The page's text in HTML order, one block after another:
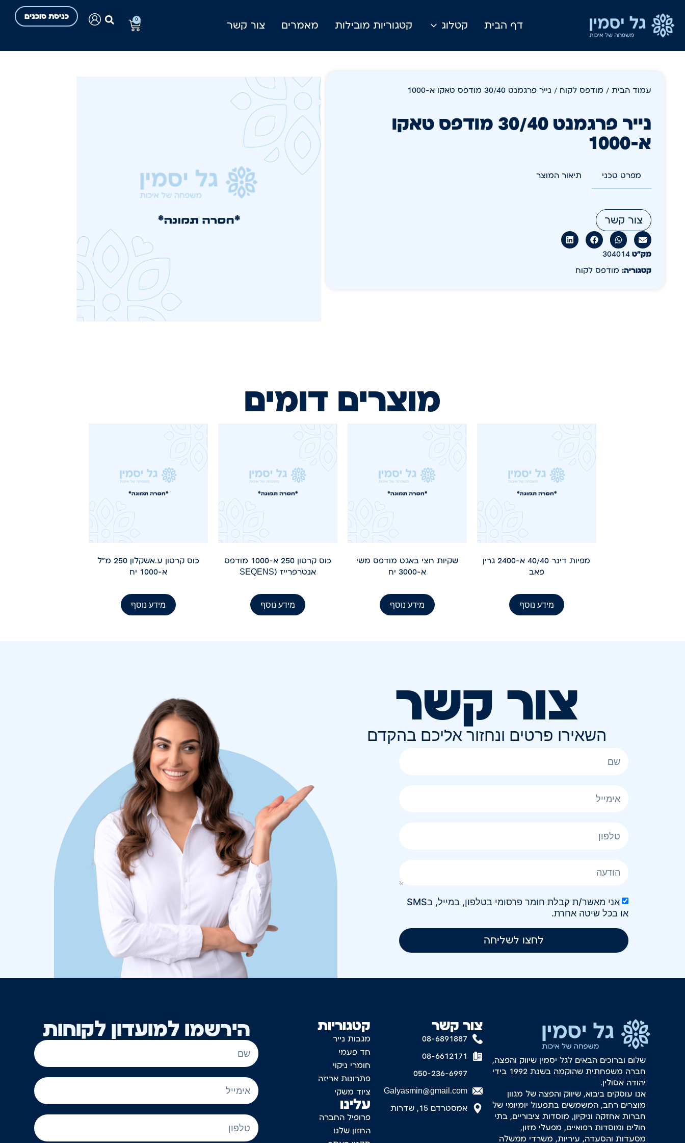
דף הבית קטלוג קטגוריות מובילות מאמרים צור קשר
כניסת סוכנים 0
עמוד הבית / מודפס לקוח / נייר פרגמנט 30/40 מודפס טאקו א-1000
נייר פרגמנט 30/40 מודפס טאקו
א-1000
מפרט טכני תיאור המוצר
צור קשר
מק״ט 304014
קטגוריה: מודפס לקוח
מוצרים דומים
מפיות דינר 40/40 א-2400 גרין
פאב
מידע נוסף
שקיות חצי באגט מודפס משי
א-3000 יח
מידע נוסף
כוס קרטון 250 א-1000 מודפס
אנטרפרייז (SEQENSׂ
מידע נוסף
כוס קרטון ע.אשקלון 250 מ"ל
א-1000 יח
מידע נוסף
צור קשר
השאירו פרטים ונחזור אליכם בהקדם
אני מאשר/ת קבלת חומר פרסומי בטלפון, במייל, בSMS
או בכל שיטה אחרת.
לחצו לשליחה
הירשמו למועדון לקוחות קטגוריות
מגבות נייר
חד פעמי
חומרי ניקוי
פתרונות אריזה
ציוד משקי
עלינו
פרופיל החברה
החזון שלנו
צור קשר
08-6891887
08-6612171
050-236-6997
Galyasmin@gmail.com
אמסטרדם 15, שדרות
שלום וברוכים הבאים לגל יסמין שיווק והפצה,
חברה משפחתית שהוקמה בשנת 1992 בידי
יהודה אסולין.
אנו עוסקים ביבוא, שיווק והפצה של מגוון
מוצרים רחב, המשמשים בתפעול יומיומי של
חברות אחזקה וניקיון, מוסדות ציבוריים, בתי
חולים ומוסדות רפואיים, מפעלי מזון,
מסעדות והסעדה, עיריות, משרדי ממשלה